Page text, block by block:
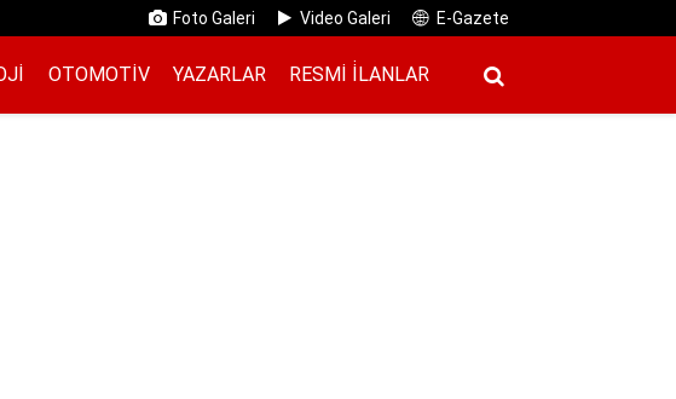
Foto Galeri Video Galeri E-Gazete
OTOMOTIV YAZARLAR RESMI İ̇LANLAR